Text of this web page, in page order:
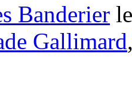
Banderier
Gallimard